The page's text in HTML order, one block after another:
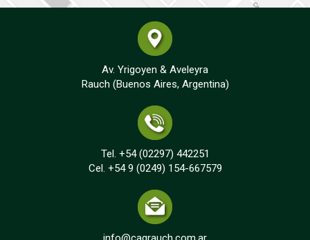
Av. Yrigoyen & Aveleyra
Rauch (Buenos Aires, Argentina)
Tel. +54 (02297) 442251
Cel. +54 9 (0249) 154-667579